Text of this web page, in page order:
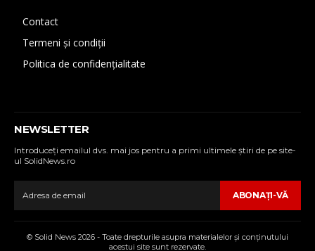
Contact
Termeni și condiții
Politica de confidențialitate
NEWSLETTER
Introduceţi emailul dvs. mai jos pentru a primi ultimele ştiri de pe site-
ul SolidNews.ro
ABONAŢI-VĂ
© Solid News 2026 - Toate drepturile asupra materialelor şi conţinutului
acestui site sunt rezervate.